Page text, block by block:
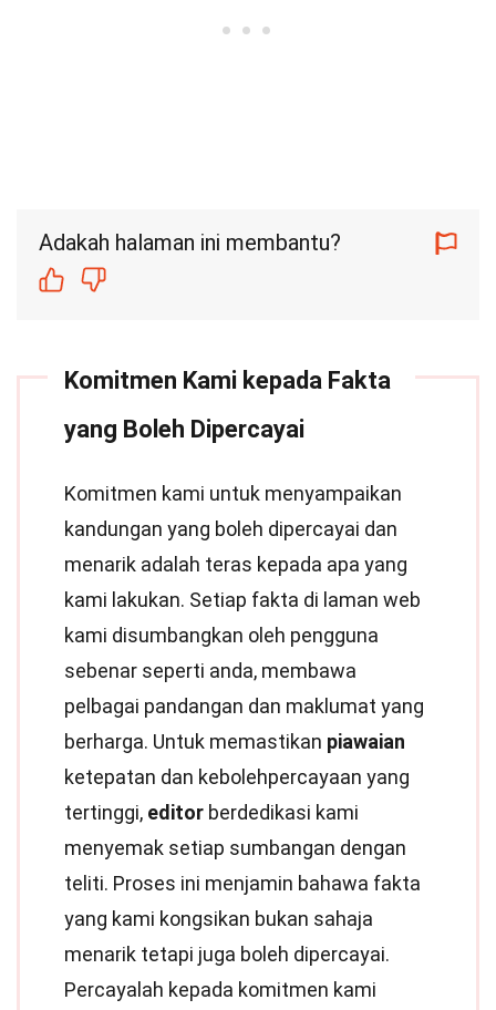
Adakah halaman ini membantu?
Komitmen Kami kepada Fakta
yang Boleh Dipercayai
Komitmen kami untuk menyampaikan
kandungan yang boleh dipercayai dan
menarik adalah teras kepada apa yang
kami lakukan. Setiap fakta di laman web
kami disumbangkan oleh pengguna
sebenar seperti anda, membawa
pelbagai pandangan dan maklumat yang
berharga. Untuk memastikan piawaian
ketepatan dan kebolehpercayaan yang
tertinggi, editor berdedikasi kami
menyemak setiap sumbangan dengan
teliti. Proses ini menjamin bahawa fakta
yang kami kongsikan bukan sahaja
menarik tetapi juga boleh dipercayai.
Percayalah kepada komitmen kami